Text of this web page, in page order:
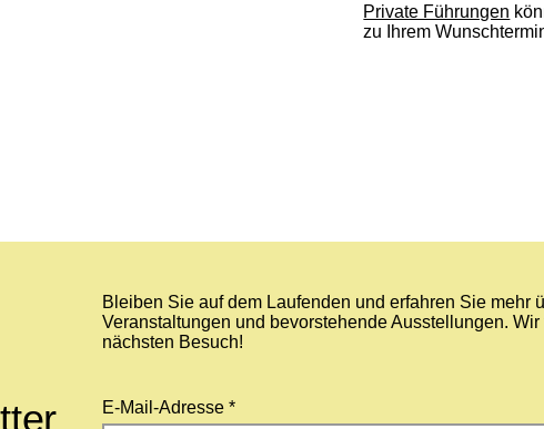
Private Führungen
zu Ihrem
Bleiben Sie auf dem Laufenden und erfahren Sie mehr
Veranstaltungen und bevorstehende Ausstellungen. Wir
nächsten Besuch!
E-Mail-Adresse *